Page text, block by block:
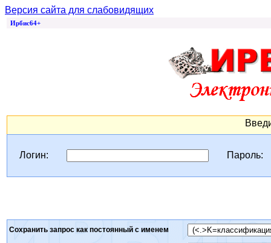
Версия сайта для слабовидящих
Ирбис64+
Логин: Пароль:
Сохранить запрос как постоянный с именем